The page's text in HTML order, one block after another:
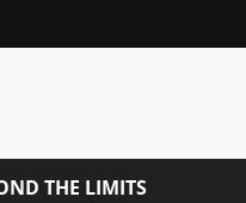
THE LIMITS